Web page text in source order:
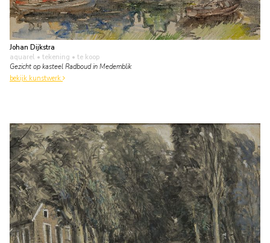
Johan Dijkstra
aquarel • tekening • te koop
Gezicht op kasteel Radboud in Medemblik
bekijk kunstwerk